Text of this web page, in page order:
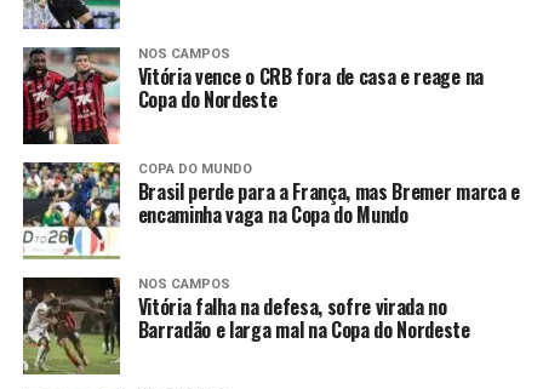
NOS CAMPOS
Vitória vence o CRB fora de casa e reage na
Copa do Nordeste
COPA DO MUNDO
Brasil perde para a França, mas Bremer marca e
encaminha vaga na Copa do Mundo
NOS CAMPOS
Vitória falha na defesa, sofre virada no
Barradão e larga mal na Copa do Nordeste